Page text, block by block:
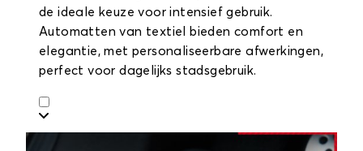
de ideale keuze voor intensief gebruik.
Automatten van textiel bieden comfort en
elegantie, met personaliseerbare afwerkingen,
perfect voor dagelijks stadsgebruik.